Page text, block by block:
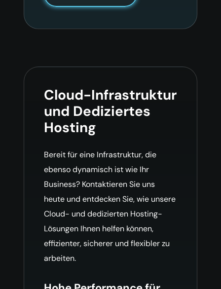
Cloud-Infrastruktur
und Dediziertes
Hosting
Bereit für eine Infrastruktur, die
ebenso dynamisch ist wie Ihr
Business? Kontaktieren Sie uns
heute und entdecken Sie, wie unsere
Cloud- und dedizierten Hosting-
Lösungen Ihnen helfen können,
effizienter, sicherer und flexibler zu
arbeiten.